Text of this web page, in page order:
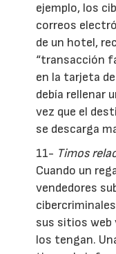
ejemplo, los
correos
de un hotel,
“transacción
en la tarjeta
debía rellenar
vez que el
se descarga
11- Timos
Cuando un
vendedores
sus sitios web
los tengan.